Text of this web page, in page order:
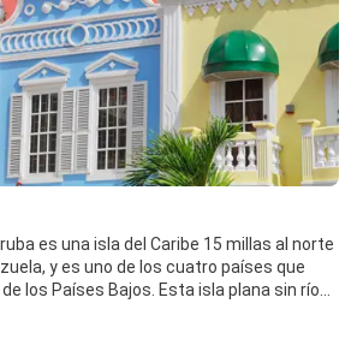
es una isla del Caribe 15 millas al norte
y es uno de los cuatro países que
los Países Bajos. Esta isla plana sin ríos